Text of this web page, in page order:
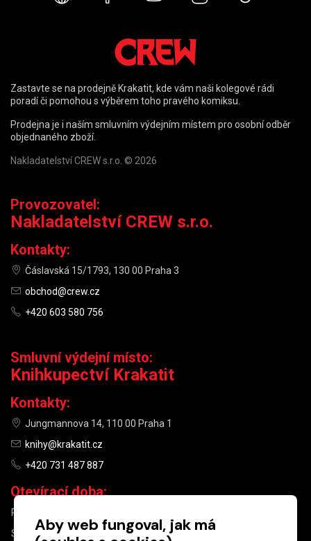
Zastavte se na prodejně Krakatit, kde vám naši kolegové rádi
poradí či pomohou s výběrem toho pravého komiksu.
Prodejna je i naším smluvním výdejním místem pro osobní odběr
objednaného zboží.
Nakladatelství CREW s.r.o. © 2026
Provozovatel:
Nakladatelství CREW s.r.o.
Kontakty:
Čáslavská 15/1793, 130 00 Praha 3
obchod@crew.cz
+420 603 580 756
Smluvní výdejní místo:
Knihkupectví Krakatit
Kontakty:
Jungmannova 14, 110 00 Praha 1
knihy@krakatit.cz
+420 731 487 887
Otevírací doba:
PO–PÁ
SO
10:00–13:00
Aby web fungoval, jak má